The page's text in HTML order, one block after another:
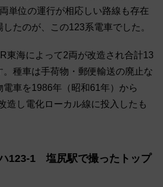
単位の運行が相応しい路線も存在
たのが、この123系電車でした。
東海によって2両が改造され合計13
種車は手荷物・郵便輸送の廃止な
電車を1986年（昭和61年）から
造し電化ローカル線に投入したも
123-1 塩尻駅で撮ったトップ